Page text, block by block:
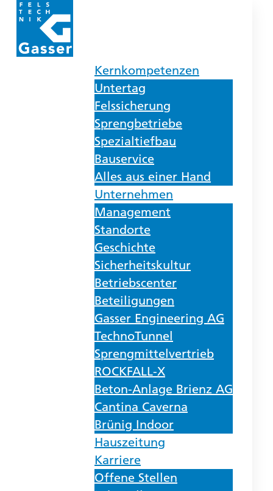
Kernkompetenzen
Untertag
Felssicherung
Sprengbetriebe
Spezialtiefbau
Bauservice
Alles aus einer Hand
Unternehmen
Management
Standorte
Geschichte
Sicherheitskultur
Betriebscenter
Beteiligungen
Gasser Engineering AG
TechnoTunnel
Sprengmittelvertrieb
ROCKFALL-X
Beton-Anlage Brienz AG
Cantina Caverna
Brünig Indoor
Hauszeitung
Karriere
Offene Stellen